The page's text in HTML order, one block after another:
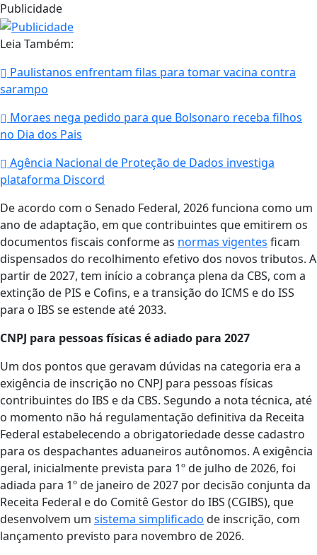
Publicidade
Leia Também:
Paulistanos enfrentam filas para tomar vacina contra
sarampo
Moraes nega pedido para que Bolsonaro receba filhos
no Dia dos Pais
Agência Nacional de Proteção de Dados investiga
plataforma Discord
De acordo com o Senado Federal, 2026 funciona como um
ano de adaptação, em que contribuintes que emitirem os
documentos fiscais conforme as normas vigentes ficam
dispensados do recolhimento efetivo dos novos tributos. A
partir de 2027, tem início a cobrança plena da CBS, com a
extinção de PIS e Cofins, e a transição do ICMS e do ISS
para o IBS se estende até 2033.
CNPJ para pessoas físicas é adiado para 2027
Um dos pontos que geravam dúvidas na categoria era a
exigência de inscrição no CNPJ para pessoas físicas
contribuintes do IBS e da CBS. Segundo a nota técnica, até
o momento não há regulamentação definitiva da Receita
Federal estabelecendo a obrigatoriedade desse cadastro
para os despachantes aduaneiros autônomos. A exigência
geral, inicialmente prevista para 1º de julho de 2026, foi
adiada para 1º de janeiro de 2027 por decisão conjunta da
Receita Federal e do Comitê Gestor do IBS (CGIBS), que
desenvolvem um sistema simplificado de inscrição, com
lançamento previsto para novembro de 2026.